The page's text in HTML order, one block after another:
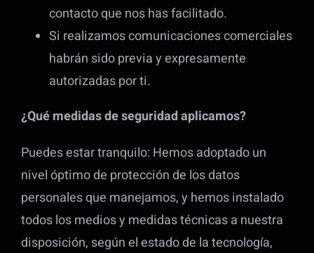
contacto que nos has facilitado.
Si realizamos comunicaciones comerciales
habrán sido previa y expresamente
autorizadas por ti.
¿Qué medidas de seguridad aplicamos?
Puedes estar tranquilo: Hemos adoptado un
nivel óptimo de protección de los datos
personales que manejamos, y hemos instalado
todos los medios y medidas técnicas a nuestra
disposición, según el estado de la tecnología,